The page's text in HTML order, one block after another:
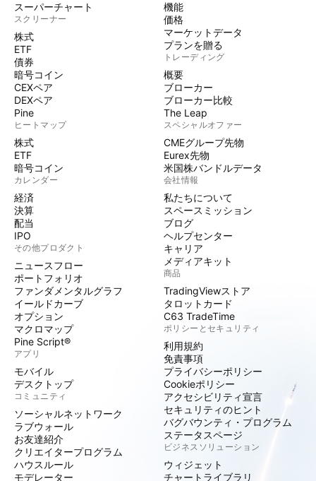
スーパーチャート
スクリーナー
株式
ETF
債券
暗号コイン
CEXペア
DEXペア
Pine
ヒートマップ
株式
ETF
暗号コイン
カレンダー
経済
決算
配当
IPO
その他プロダクト
ニュースフロー
ポートフォリオ
ファンダメンタルグラフ
イールドカーブ
オプション
マクロマップ
Pine Script®
アプリ
モバイル
デスクトップ
コミュニティ
ソーシャルネットワーク
ラブウォール
お友達紹介
クリエイタープログラム
ハウスルール
モデレーター
機能
価格
マーケットデータ
プランを贈る
トレーディング
概要
ブローカー
ブローカー比較
The Leap
スペシャルオファー
CMEグループ先物
Eurex先物
米国株バンドルデータ
会社情報
私たちについて
スペースミッション
ブログ
ヘルプセンター
キャリア
メディアキット
商品
TradingViewストア
タロットカード
C63 TradeTime
ポリシーとセキュリティ
利用規約
免責事項
プライバシーポリシー
Cookieポリシー
アクセシビリティ宣言
セキュリティのヒント
バグバウンティ・プログラム
ステータスページ
ビジネスソリューション
ウィジェット
チャートライブラリ